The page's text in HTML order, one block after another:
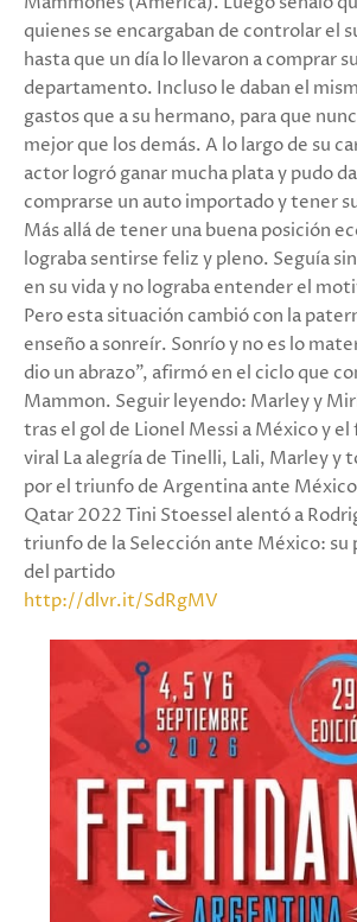
quienes se encargaban de controlar el
hasta que un día lo llevaron a comprar
departamento. Incluso le daban el
gastos que a su hermano, para que
mejor que los demás. A lo largo de su
actor logró ganar mucha plata y pudo
comprarse un auto importado y tener
Más allá de tener una buena posición
lograba sentirse feliz y pleno. Seguía
en su vida y no lograba entender el
Pero esta situación cambió con la
enseño a sonreír. Sonrío y no es lo
dio un abrazo”, afirmó en el ciclo que
Mammon. Seguir leyendo: Marley y
tras el gol de Lionel Messi a México y
viral La alegría de Tinelli, Lali, Marley y
por el triunfo de Argentina ante
Qatar 2022 Tini Stoessel alentó a
triunfo de la Selección ante México: su
del partido
http://dlvr.it/SdRgMV